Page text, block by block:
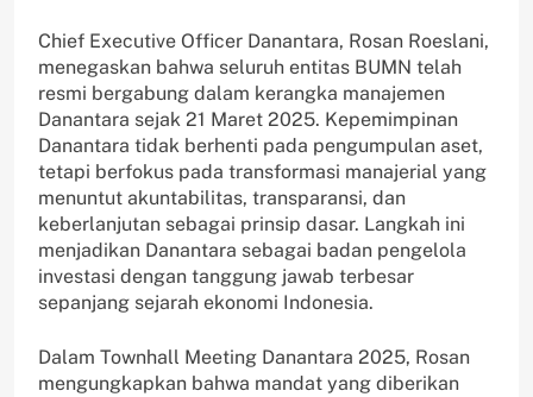
Chief Executive Officer Danantara, Rosan Roeslani,
menegaskan bahwa seluruh entitas BUMN telah
resmi bergabung dalam kerangka manajemen
Danantara sejak 21 Maret 2025. Kepemimpinan
Danantara tidak berhenti pada pengumpulan aset,
tetapi berfokus pada transformasi manajerial yang
menuntut akuntabilitas, transparansi, dan
keberlanjutan sebagai prinsip dasar. Langkah ini
menjadikan Danantara sebagai badan pengelola
investasi dengan tanggung jawab terbesar
sepanjang sejarah ekonomi Indonesia.
Dalam Townhall Meeting Danantara 2025, Rosan
mengungkapkan bahwa mandat yang diberikan